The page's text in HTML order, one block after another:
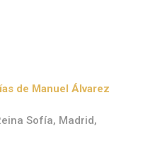
de Manuel Álvarez
Sofía, Madrid,